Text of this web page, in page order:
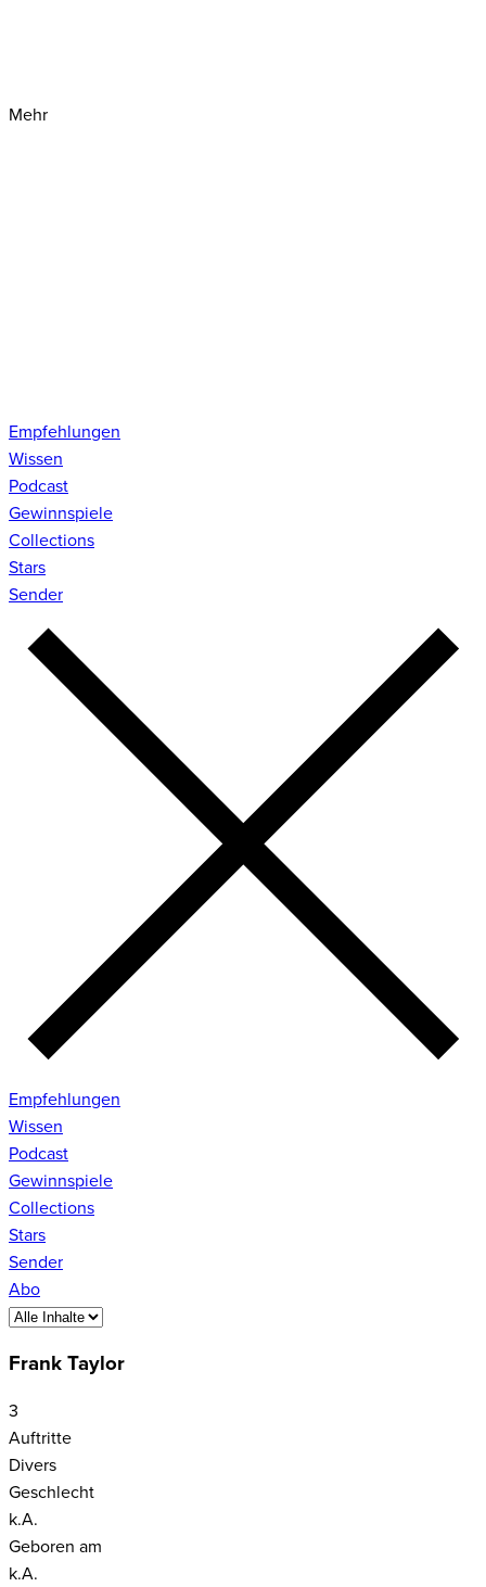
Mehr
Empfehlungen
Wissen
Podcast
Gewinnspiele
Collections
Stars
Sender
Empfehlungen
Wissen
Podcast
Gewinnspiele
Collections
Stars
Sender
Abo
Frank Taylor
3
Auftritte
Divers
Geschlecht
k.A.
Geboren am
k.A.